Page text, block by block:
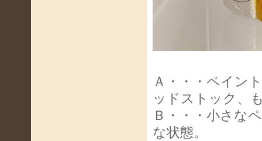
Ａ・・・ペイン
ッドストック、
Ｂ・・・小さな
な状態。